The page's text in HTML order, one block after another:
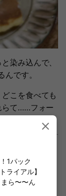
染み込んで、
です。
こを食べても
らて……フォー
台は、正直買
1パック
ライアル】
ら〜〜ん